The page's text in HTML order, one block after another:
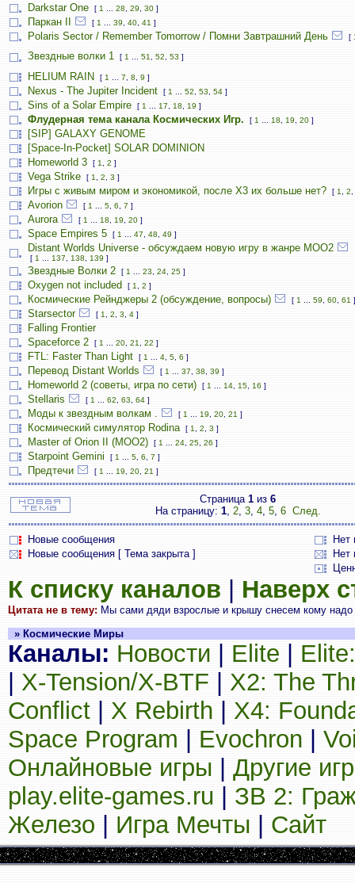
Darkstar One
[ 1 28 29 30 ]
Паркан II [ 1 39 40 41 ]
Polaris Sector / Remember Tomorrow / Помни Завтрашний День [
Звездные волки 1 [ 1 51 52 53 ]
HELIUM RAIN [ 1 7 8 9 ]
Nexus - The Jupiter Incident [ 1 52 53 54 ]
Sins of a Solar Empire [ 1 17 18 19 ]
Флудерная тема канала Космических Игр. [ 1 18 19 20 ]
[SIP] GALAXY GENOME
[Space-In-Pocket] SOLAR DOMINION
Homeworld 3
[ 1 2 ]
Vega Strike [ 1 2 3 ]
Игры с живым миром и экономикой, после X3 их больше нет? [ 1 2
Avorion [ 1 5 6 7 ]
Aurora [ 1 18 19 20 ]
Space Empires 5 [ 1 47 48 49 ]
Distant Worlds Universe - обсуждаем новую игру в жанре MOO2
[ 1 137 138 139 ]
Звездные Волки 2 [ 1 23 24 25 ]
Oxygen not included [ 1 2 ]
Космические Рейнджеры 2 (обсуждение, вопросы) [ 1 59 60 61 ]
Starsector [ 1 2 3 4 ]
Falling Frontier
Spaceforce 2
[ 1 20 21 22 ]
FTL: Faster Than Light [ 1 4 5 6 ]
Перевод Distant Worlds [ 1 37 38 39 ]
Homeworld 2 (советы, игра по сети) [ 1 14 15 16 ]
Stellaris [ 1 62 63 64 ]
Моды к звездным волкам . [ 1 19 20 21 ]
Космический симулятор Rodina [ 1 2 3 ]
Master of Orion II (MOO2) [ 1 24 25 26 ]
Starpoint Gemini [ 1 5 6 7 ]
Предтечи [ 1 19 20 21 ]
Страница 1 из 6
На страницу: 1, 2, 3, 4, 5, 6 След.
Новые сообщения
Нет
Новые сообщения [ Тема закрыта ]
Нет
К списку каналов Наверх
Цитата не в тему: Мы сами дяди взрослые и крышу снесем кому
» Космические Миры
Каналы: Новости Elite
X-Tension/X-BTF
X2: The
Conflict
X Rebirth
X4:
Space Program
Evochron
Онлайновые игры
Другие
play.elite-games.ru
ЗВ 2:
Железо
Игра Мечты Сайт